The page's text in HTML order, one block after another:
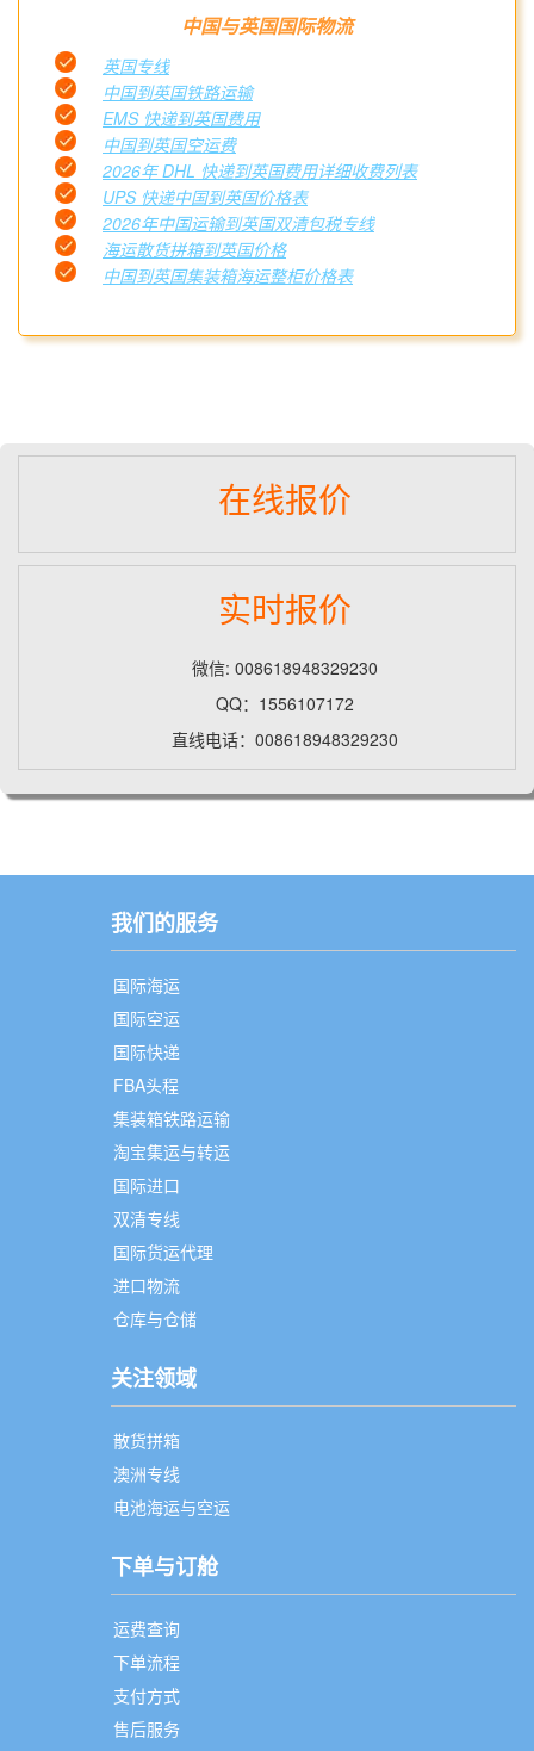
中国与英国国际物流
英国专线
中国到英国铁路运输
EMS 快递到英国费用
中国到英国空运费
2026年 DHL 快递到英国费用详细收费列表
UPS 快递中国到英国价格表
2026年中国运输到英国双清包税专线
海运散货拼箱到英国价格
中国到英国集装箱海运整柜价格表
在线报价
实时报价
微信: 008618948329230
QQ：1556107172
直线电话：008618948329230
我们的服务
国际海运
国际空运
国际快递
FBA头程
集装箱铁路运输
淘宝集运与转运
国际进口
双清专线
国际货运代理
进口物流
仓库与仓储
关注领域
散货拼箱
澳洲专线
电池海运与空运
下单与订舱
运费查询
下单流程
支付方式
售后服务